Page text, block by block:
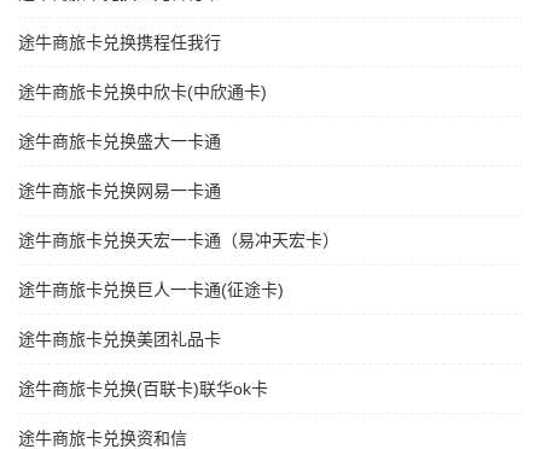
途牛商旅卡兑换携程任我行
途牛商旅卡兑换中欣卡(中欣通卡)
途牛商旅卡兑换盛大一卡通
途牛商旅卡兑换网易一卡通
途牛商旅卡兑换天宏一卡通（易冲天宏卡）
途牛商旅卡兑换巨人一卡通(征途卡)
途牛商旅卡兑换美团礼品卡
途牛商旅卡兑换(百联卡)联华ok卡
途牛商旅卡兑换资和信